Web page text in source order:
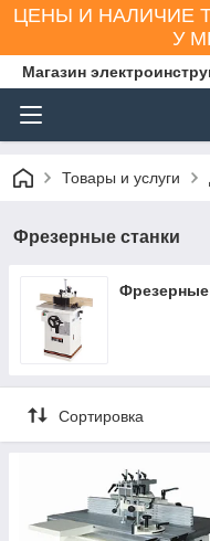
ЦЕНЫ И НАЛИЧИЕ
У
Магазин
Товары и услуги
Фрезерные станки
Фрезерные
Сортировка